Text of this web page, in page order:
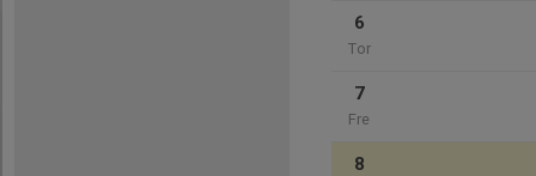
6
Tor
7
Fre
8